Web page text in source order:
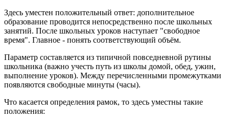
Здесь уместен положительный ответ: дополнительное
образование проводится непосредственно после школьных
занятий. После школьных уроков наступает "свободное
время". Главное - понять соответствующий объём.
Параметр составляется из типичной повседневной рутины
школьника (важно учесть путь из школы домой, обед, ужин,
выполнение уроков). Между перечисленными промежутками
появляются свободные минуты (часы).
Что касается определения рамок, то здесь уместны такие
положения: